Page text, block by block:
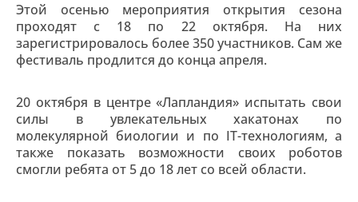
Этой осенью мероприятия открытия сезона
проходят с 18 по 22 октября. На них
зарегистрировалось более 350 участников. Сам же
фестиваль продлится до конца апреля.
20 октября в центре «Лапландия» испытать свои
силы в увлекательных хакатонах по
молекулярной биологии и по IT-технологиям, а
также показать возможности своих роботов
смогли ребята от 5 до 18 лет со всей области.